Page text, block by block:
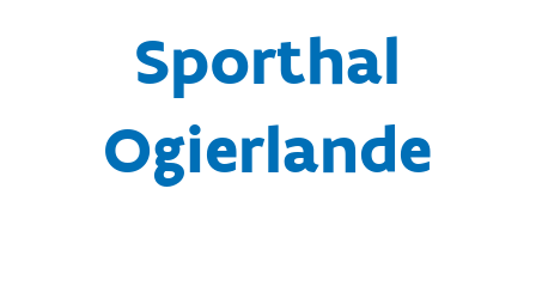
Sporthal
Ogierlande